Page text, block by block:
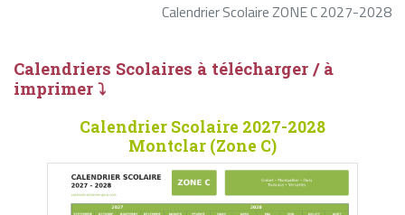
Calendrier Scolaire ZONE C 2027-2028
Calendriers Scolaires à télécharger / à
imprimer ⤵
Calendrier Scolaire 2027-2028
Montclar (Zone C)